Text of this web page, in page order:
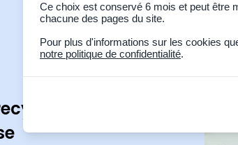
Ce choix est conservé 6 mois et peut être
chacune des pages du site.
Pour plus d'informations sur les cookies
notre politique de confidentialité.